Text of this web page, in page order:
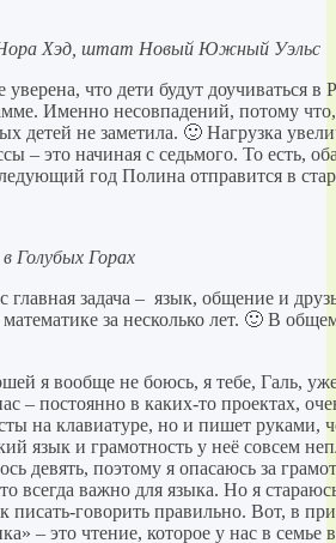
Нора Хэд, штат Новый Южный Уэльс
что дети будут доучиваться
Именно несовпадений, потому
детей не заметила. 🙂 Нагрузка
– это начиная с седьмого. То есть,
год Полина отправится в
Голубых Горах
главная задача – язык, общение и
за несколько лет. 🙂 В
я вообще не боюсь, я тебе, Галь,
– постоянно в каких-то проектах,
на клавиатуре, но и пишет руками,
язык и грамотность у неё совсем
девять, поэтому я опасаюсь за
всегда важно для языка. Но я
писать-говорить правильно. Вот, в
– это чтение, которое у нас в семье